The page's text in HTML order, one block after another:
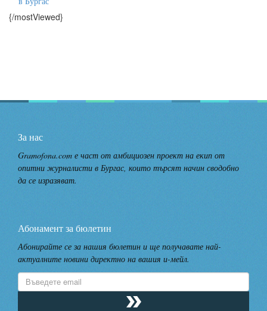
{/mostViewed}
За нас
Gramofona.com е част от амбициозен проект на екип от
опитни журналисти в Бургас, които търсят начин сводобно
да се изразяват.
Абонамент за бюлетин
Абонирайте се за нашия бюлетин и ще получавате най-
актуалните новини директно на вашия и-мейл.